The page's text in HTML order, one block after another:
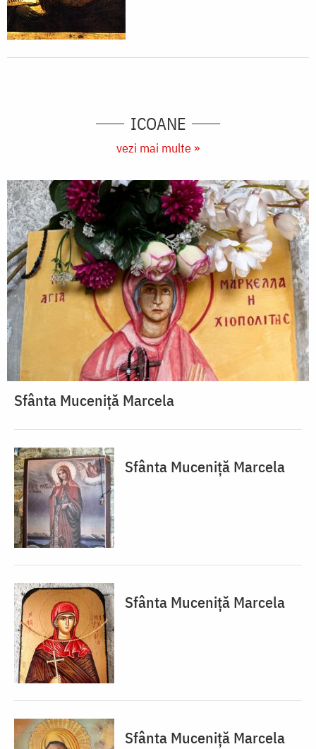
ICOANE
vezi mai multe »
Sfânta Muceniță Marcela
Sfânta Muceniță Marcela
Sfânta Muceniță Marcela
Sfânta Muceniță Marcela